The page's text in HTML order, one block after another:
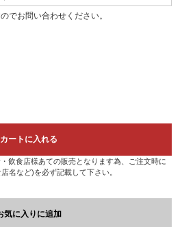
でお問い合わせください。
カートに入れる
飲食店様あての販売となります為、ご注文時に
名など)を必ず記載して下さい。
気に入りに追加